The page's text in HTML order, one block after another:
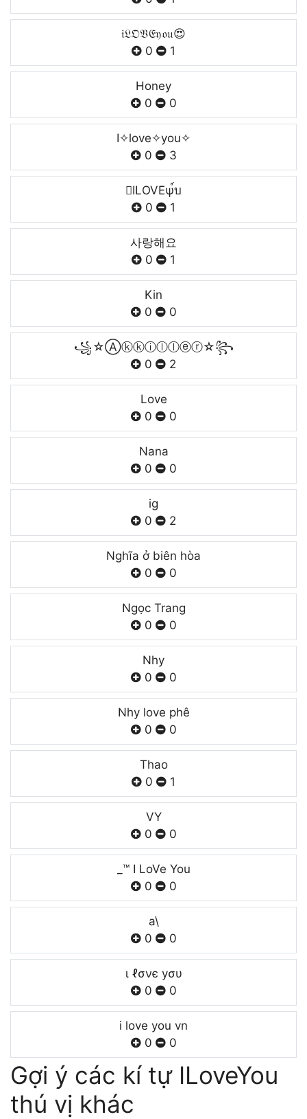
𝔦𝔏𝔒𝔙𝔈𝔶𝔬𝔲😍
0
1
Honey
0
0
I✧love✧you✧
0
3
ILOVEψ์บ
0
1
사랑해요
0
1
Kin
0
0
꧁☆Ⓐⓚⓚⓘⓛⓛⓔⓡ☆꧂
0
2
Love
0
0
Nana
0
0
ig
0
2
Nghĩa ở biên hòa
0
0
Ngọc Trang
0
0
Nhy
0
0
Nhy love phê
0
0
Thao
0
1
VY
0
0
_™ I LoVe You
0
0
a\
0
0
ι ℓσνє уσυ
0
0
i love you vn
0
0
Gợi ý các kí tự ILoveYou
thú vị khác